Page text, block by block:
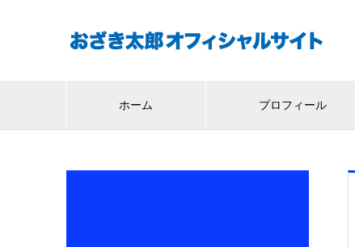
ホーム プロフィール